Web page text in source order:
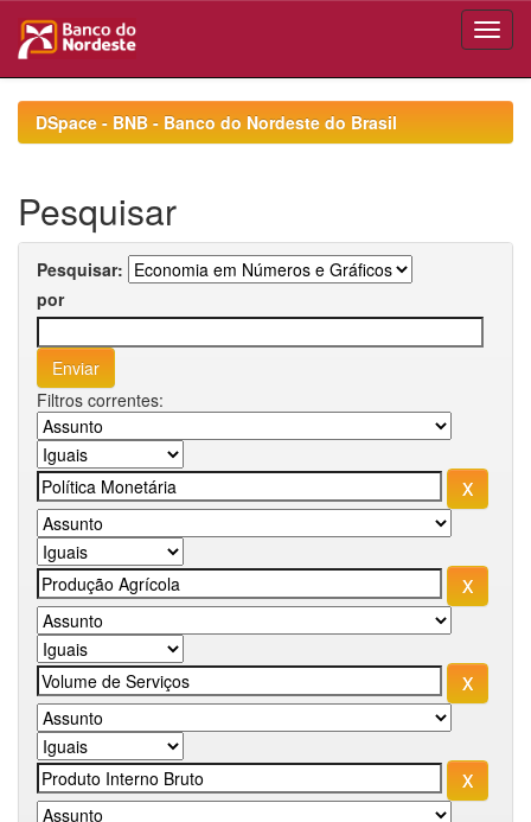
navigationDSpace - BNB - Banco do Nordeste do Brasil
Pesquisar
Pesquisar:
por
Filtros correntes: